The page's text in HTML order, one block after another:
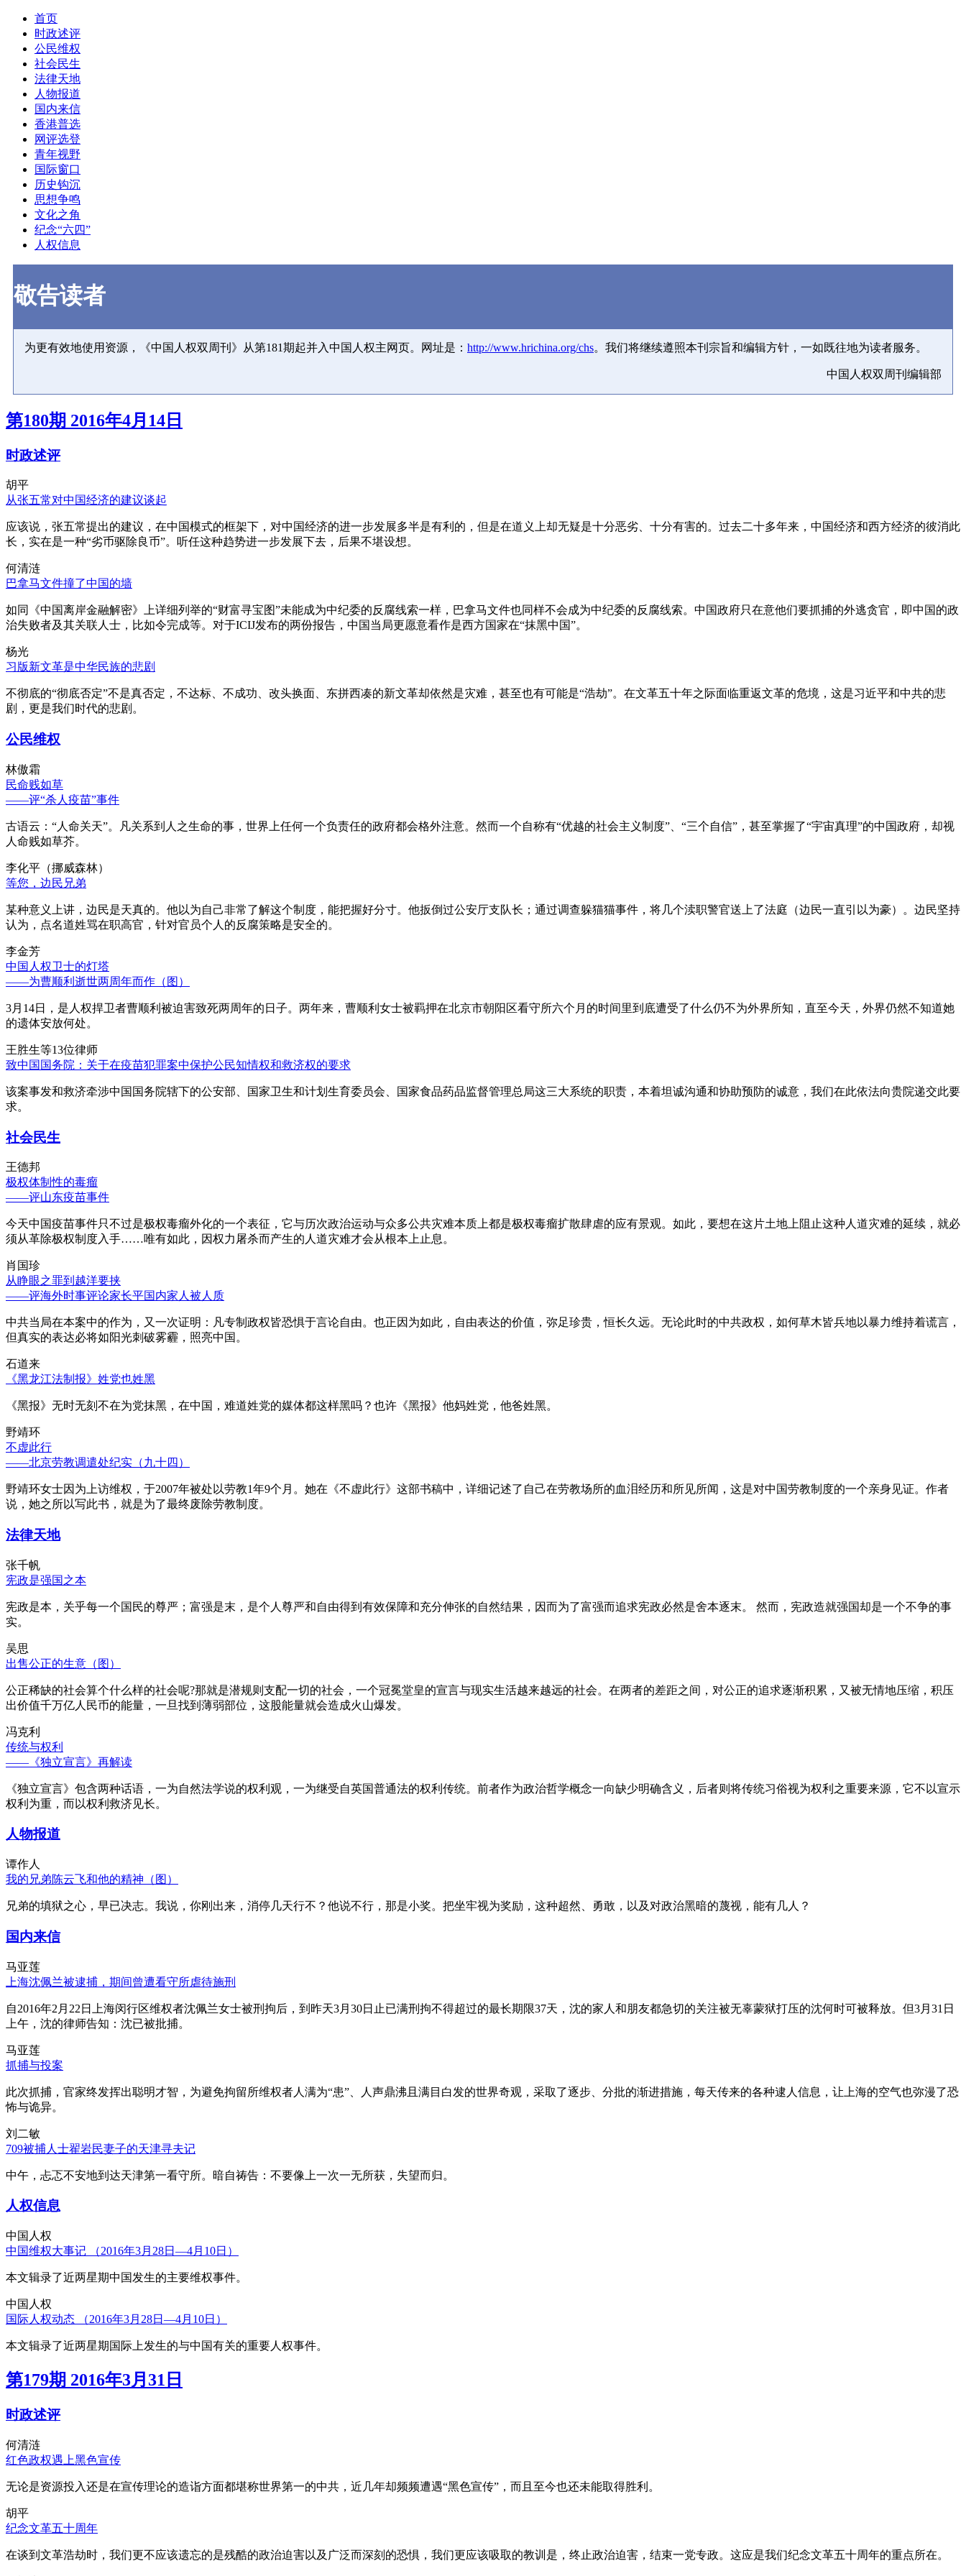
首页
时政述评
公民维权
社会民生
法律天地
人物报道
国内来信
香港普选
网评选登
青年视野
国际窗口
历史钩沉
思想争鸣
文化之角
纪念“六四”
人权信息
敬告读者
为更有效地使用资源，《中国人权双周刊》从第181期起并入中国人权主网页。网址是： http://www.hrichina.org/chs。我们将继续遵照本刊宗旨和编辑方针，一如既往地为读者服务。
中国人权双周刊编辑部
第180期 2016年4月14日
时政述评
胡平
从张五常对中国经济的建议谈起
应该说，张五常提出的建议，在中国模式的框架下，对中国经济的进一步发展多半是有利的，但是在道义上却无疑是十分恶劣、十分有害的。过去二十多年来，中国经济和西方经济的彼消此
长，实在是一种“劣币驱除良币”。听任这种趋势进一步发展下去，后果不堪设想。
何清涟
巴拿马文件撞了中国的墙
如同《中国离岸金融解密》上详细列举的“财富寻宝图”未能成为中纪委的反腐线索一样，巴拿马文件也同样不会成为中纪委的反腐线索。中国政府只在意他们要抓捕的外逃贪官，即中国的政
治失败者及其关联人士，比如令完成等。对于ICIJ发布的两份报告，中国当局更愿意看作是西方国家在“抹黑中国”。
杨光
习版新文革是中华民族的悲剧
不彻底的“彻底否定”不是真否定，不达标、不成功、改头换面、东拼西凑的新文革却依然是灾难，甚至也有可能是“浩劫”。在文革五十年之际面临重返文革的危境，这是习近平和中共的悲
剧，更是我们时代的悲剧。
公民维权
林傲霜
民命贱如草
——评“杀人疫苗”事件
古语云：“人命关天”。凡关系到人之生命的事，世界上任何一个负责任的政府都会格外注意。然而一个自称有“优越的社会主义制度”、“三个自信”，甚至掌握了“宇宙真理”的中国政府，却视
人命贱如草芥。
李化平（挪威森林）
等您，边民兄弟
某种意义上讲，边民是天真的。他以为自己非常了解这个制度，能把握好分寸。他扳倒过公安厅支队长；通过调查躲猫猫事件，将几个渎职警官送上了法庭（边民一直引以为豪）。边民坚持
认为，点名道姓骂在职高官，针对官员个人的反腐策略是安全的。
李金芳
中国人权卫士的灯塔
——为曹顺利逝世两周年而作（图）
3月14日，是人权捍卫者曹顺利被迫害致死两周年的日子。两年来，曹顺利女士被羁押在北京市朝阳区看守所六个月的时间里到底遭受了什么仍不为外界所知，直至今天，外界仍然不知道她
的遗体安放何处。
王胜生等13位律师
致中国国务院：关于在疫苗犯罪案中保护公民知情权和救济权的要求
该案事发和救济牵涉中国国务院辖下的公安部、国家卫生和计划生育委员会、国家食品药品监督管理总局这三大系统的职责，本着坦诚沟通和协助预防的诚意，我们在此依法向贵院递交此要
求。
社会民生
王德邦
极权体制性的毒瘤
——评山东疫苗事件
今天中国疫苗事件只不过是极权毒瘤外化的一个表征，它与历次政治运动与众多公共灾难本质上都是极权毒瘤扩散肆虐的应有景观。如此，要想在这片土地上阻止这种人道灾难的延续，就必
须从革除极权制度入手……唯有如此，因权力屠杀而产生的人道灾难才会从根本上止息。
肖国珍
从睁眼之罪到越洋要挟
——评海外时事评论家长平国内家人被人质
中共当局在本案中的作为，又一次证明：凡专制政权皆恐惧于言论自由。也正因为如此，自由表达的价值，弥足珍贵，恒长久远。无论此时的中共政权，如何草木皆兵地以暴力维持着谎言，
但真实的表达必将如阳光刺破雾霾，照亮中国。
石道来
《黑龙江法制报》姓党也姓黑
《黑报》无时无刻不在为党抹黑，在中国，难道姓党的媒体都这样黑吗？也许《黑报》他妈姓党，他爸姓黑。
野靖环
不虚此行
——北京劳教调遣处纪实（九十四）
野靖环女士因为上访维权，于2007年被处以劳教1年9个月。她在《不虚此行》这部书稿中，详细记述了自己在劳教场所的血泪经历和所见所闻，这是对中国劳教制度的一个亲身见证。作者
说，她之所以写此书，就是为了最终废除劳教制度。
法律天地
张千帆
宪政是强国之本
宪政是本，关乎每一个国民的尊严；富强是末，是个人尊严和自由得到有效保障和充分伸张的自然结果，因而为了富强而追求宪政必然是舍本逐末。 然而，宪政造就强国却是一个不争的事
实。
吴思
出售公正的生意（图）
公正稀缺的社会算个什么样的社会呢?那就是潜规则支配一切的社会，一个冠冕堂皇的宣言与现实生活越来越远的社会。在两者的差距之间，对公正的追求逐渐积累，又被无情地压缩，积压
出价值千万亿人民币的能量，一旦找到薄弱部位，这股能量就会造成火山爆发。
冯克利
传统与权利
——《独立宣言》再解读
《独立宣言》包含两种话语，一为自然法学说的权利观，一为继受自英国普通法的权利传统。前者作为政治哲学概念一向缺少明确含义，后者则将传统习俗视为权利之重要来源，它不以宣示
权利为重，而以权利救济见长。
人物报道
谭作人
我的兄弟陈云飞和他的精神（图）
兄弟的填狱之心，早已决志。我说，你刚出来，消停几天行不？他说不行，那是小奖。把坐牢视为奖励，这种超然、勇敢，以及对政治黑暗的蔑视，能有几人？
国内来信
马亚莲
上海沈佩兰被逮捕，期间曾遭看守所虐待施刑
自2016年2月22日上海闵行区维权者沈佩兰女士被刑拘后，到昨天3月30日止已满刑拘不得超过的最长期限37天，沈的家人和朋友都急切的关注被无辜蒙狱打压的沈何时可被释放。但3月31日
上午，沈的律师告知：沈已被批捕。
马亚莲
抓捕与投案
此次抓捕，官家终发挥出聪明才智，为避免拘留所维权者人满为“患”、人声鼎沸且满目白发的世界奇观，采取了逐步、分批的渐进措施，每天传来的各种逮人信息，让上海的空气也弥漫了恐
怖与诡异。
刘二敏
709被捕人士翟岩民妻子的天津寻夫记
中午，忐忑不安地到达天津第一看守所。暗自祷告：不要像上一次一无所获，失望而归。
人权信息
中国人权
中国维权大事记 （2016年3月28日—4月10日）
本文辑录了近两星期中国发生的主要维权事件。
中国人权
国际人权动态 （2016年3月28日—4月10日）
本文辑录了近两星期国际上发生的与中国有关的重要人权事件。
第179期 2016年3月31日
时政述评
何清涟
红色政权遇上黑色宣传
无论是资源投入还是在宣传理论的造诣方面都堪称世界第一的中共，近几年却频频遭遇“黑色宣传”，而且至今也还未能取得胜利。
胡平
纪念文革五十周年
在谈到文革浩劫时，我们更不应该遗忘的是残酷的政治迫害以及广泛而深刻的恐惧，我们更应该吸取的教训是，终止政治迫害，结束一党专政。这应是我们纪念文革五十周年的重点所在。